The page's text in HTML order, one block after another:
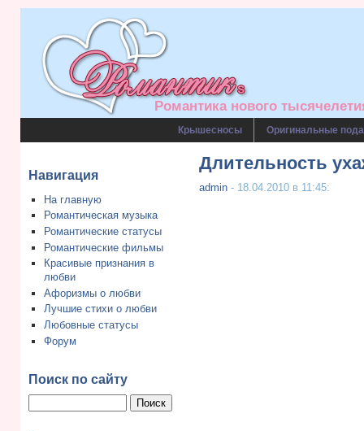
Романтика нового
Крышесносы Оригинальные
Навигация
На главную
Романтическая музыка
Романтические статусы
Романтические фильмы
Красивые признания в
любви
Афоризмы о любви
Лучшие стихи о любви
Любовные статусы
Форум
Поиск по сайту
Длительность
admin- 18.04.2010 в 11:45: